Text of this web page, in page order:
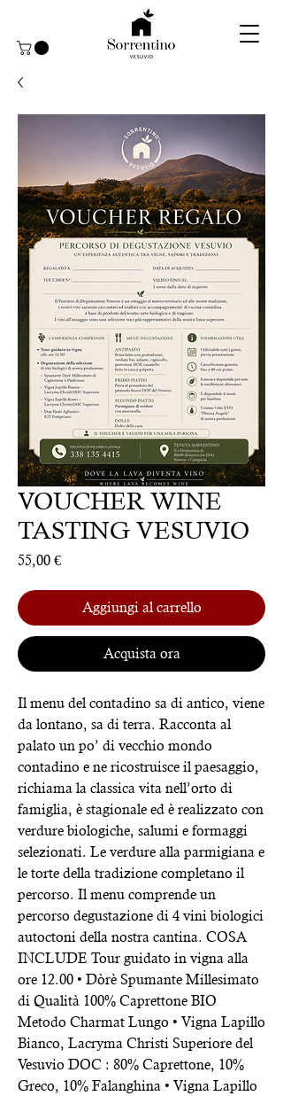
VOUCHER WINE
TASTING VESUVIO
55,00 €Prezzo
Aggiungi al carrello
Acquista ora
Il menu del contadino sa di antico, viene
da lontano, sa di terra. Racconta al
palato un po’ di vecchio mondo
contadino e ne ricostruisce il paesaggio,
richiama la classica vita nell’orto di
famiglia, è stagionale ed è realizzato con
verdure biologiche, salumi e formaggi
selezionati. Le verdure alla parmigiana e
le torte della tradizione completano il
percorso. Il menu comprende un
percorso degustazione di 4 vini biologici
autoctoni della nostra cantina. COSA
INCLUDE Tour guidato in vigna alla
ore 12.00 • Dòrè Spumante Millesimato
di Qualità 100% Caprettone BIO
Metodo Charmat Lungo • Vigna Lapillo
Bianco, Lacryma Christi Superiore del
Vesuvio DOC : 80% Caprettone, 10%
Greco, 10% Falanghina • Vigna Lapillo